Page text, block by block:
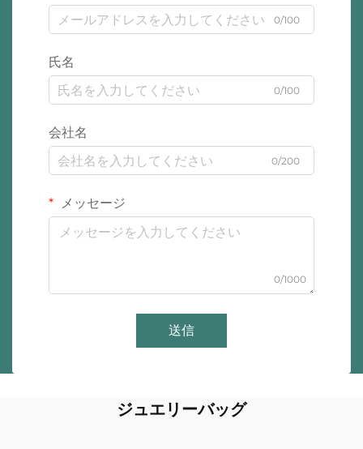
0/100
氏名
0/100
会社名
0/200
メッセージ
0/1000
送信
ジュエリーバッグ